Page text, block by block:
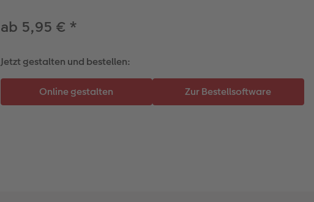
ab 5,95 € *
Jetzt gestalten und bestellen: